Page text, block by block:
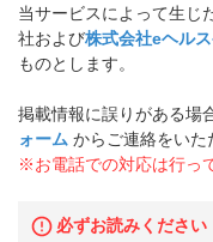
当サービスによって生じ
社および株式会社eヘル
ものとします。
掲載情報に誤りがある場
ォーム からご連絡をいた
※お電話での対応は行っ
必ずお読みください